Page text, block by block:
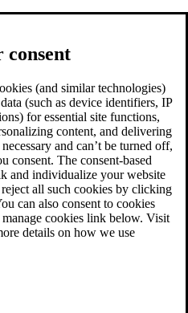
consent
(and similar technologies)
(such as device identifiers, IP
for essential site functions,
content, and delivering
and can’t be turned off,
consent. The consent-based
and individualize your website
all such cookies by clicking
can also consent to cookies
cookies link below. Visit
details on how we use